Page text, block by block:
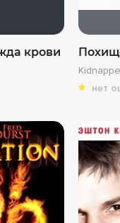
Хельга44_46
крови
нет